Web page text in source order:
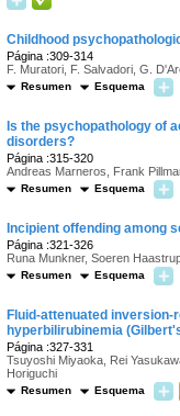
Childhood
Página :309-314
F. Muratori, F. Salvadori, G.
Resumen Esquema
Is the psychopathology of
disorders?
Página :315-320
Andreas Marneros, Frank
Resumen Esquema
Incipient offending among
Página :321-326
Runa Munkner, Soeren
Resumen Esquema
Fluid-attenuated
hyperbilirubinemia
Página :327-331
Tsuyoshi Miyaoka, Rei
Horiguchi
Resumen Esquema